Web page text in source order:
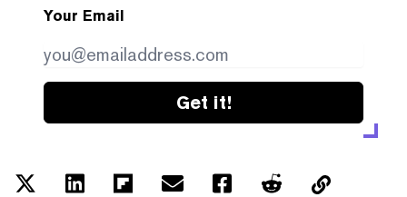
Your Email
Get it!